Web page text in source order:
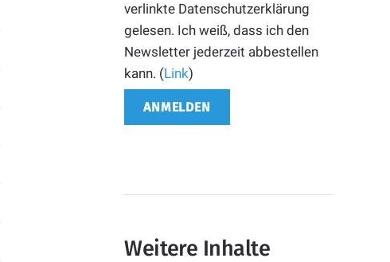
verlinkte Datenschutzerklärung
gelesen. Ich weiß, dass ich den
Newsletter jederzeit abbestellen
kann. (Link)
Weitere Inhalte